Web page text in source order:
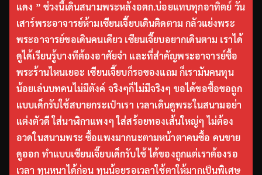
แดง ” ช่วงนี้เดินสนามพระหลังอตก.บ่อยแทบทุกอาทิตย์ วัน
เสาร์พระอาจารย์ห้ามเซียนเจี๊ยบเดินติดตาม กลัวแย่งพระ
พระอาจารย์ขอเดินคนเดียว เซียนเจี๊ยบอยากเดินตาม เราได้
ดูได้เรียนรู้บางทีต้องอาศัยจำ และที่สำคัญพระอาจารย์ซื้อ
พระร้านไหนเยอะ เซียนเจี๊ยบก็รอของแถม ก็เรามันคนทุน
น้อยเล่นบทคนไม่มีตังค์ จริงๆก็ไม่มีจริงๆ ขอได้ขอซื้อขอถูก
แบบเด็กรับใช้สบายกระเป๋าเรา เวลาเดินดูพระในสนามอย่า
แต่งตัวดี ใส่นาฬิกาแพงๆ ใส่สร้อยทองเส้นใหญ่ๆ ไม่ต้อง
อวดในสนามพระ ซื้อแพงมากนะตามหน้าตาคนซื้อ คนขาย
ดูออก ทำแบบเซียนเจี๊ยบเด็กรับใช้ ได้ของถูกแต่เราต้องรอ
เวลา ทุนหนาได้ก่อน ทุนน้อยรอเวลาใช้ตาให้มากเป็นพิเศษ